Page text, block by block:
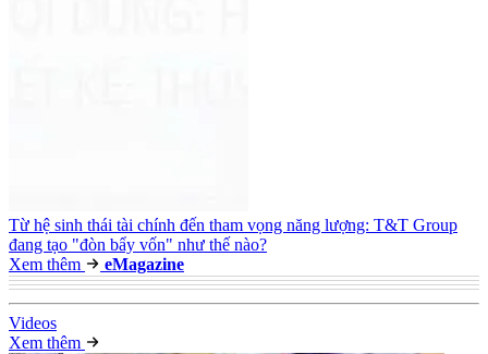
Từ hệ sinh thái tài chính đến tham vọng năng lượng: T&T Group
đang tạo "đòn bẩy vốn" như thế nào?
Xem thêm
eMagazine
Videos
Xem thêm